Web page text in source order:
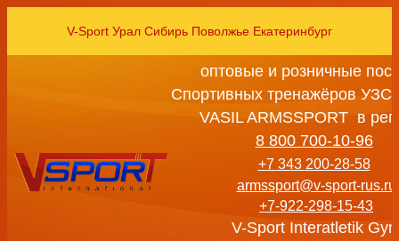
V-Sport Урал Сибирь Поволжье Екатеринбург
оптовые и розничные
Спортивных тренажёров
VASIL ARMSSPORT в
8 800 700-10-96
+7 343 200-28-58
armssport@v-sport-rus.ru
+7-922-298-15-43
V-Sport Interatletik